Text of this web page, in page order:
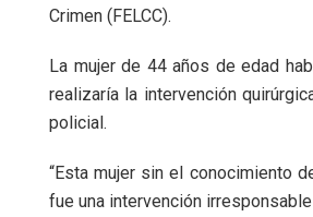
Crimen (FELCC).
La mujer de 44 años de edad
realizaría la intervención
policial.
“Esta mujer sin el conocimiento
fue una intervención